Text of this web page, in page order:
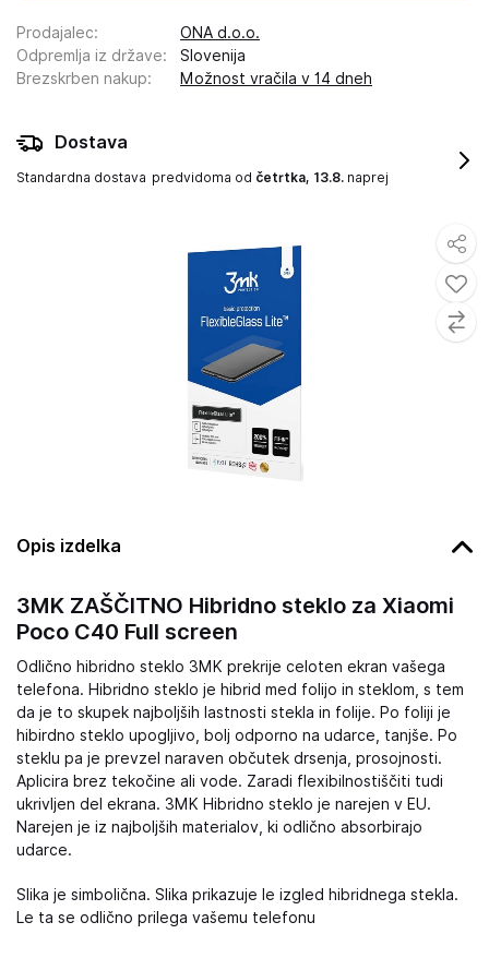
Opis izdelka
3MK ZAŠČITNO Hibridno steklo za Xiaomi
Poco C40 Full screen
Odlično hibridno steklo 3MK prekrije celoten ekran vašega
telefona. Hibridno steklo je hibrid med folijo in steklom, s tem
da je to skupek najboljših lastnosti stekla in folije. Po foliji je
hibirdno steklo upogljivo, bolj odporno na udarce, tanjše. Po
steklu pa je prevzel naraven občutek drsenja, prosojnosti.
Aplicira brez tekočine ali vode. Zaradi flexibilnostiščiti tudi
ukrivljen del ekrana. 3MK Hibridno steklo je narejen v EU.
Narejen je iz najboljših materialov, ki odlično absorbirajo
udarce.
Slika je simbolična. Slika prikazuje le izgled hibridnega stekla.
Le ta se odlično prilega vašemu telefonu
Prodajalec:
ONA d.o.o.
Odpremlja iz države:
Slovenija
Brezskrben nakup: Možnost vračila v 14 dneh
Dostava
Standardna dostava predvidoma od četrtka, 13.8. naprej